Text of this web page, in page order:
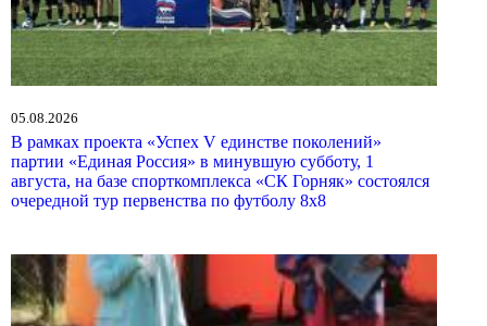
05.08.2026
В рамках проекта «Успех V единстве поколений»
партии «Единая Россия» в минувшую субботу, 1
августа, на базе спорткомплекса «СК Горняк» состоялся
очередной тур первенства по футболу 8х8